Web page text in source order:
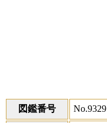
図鑑番号 No.9329